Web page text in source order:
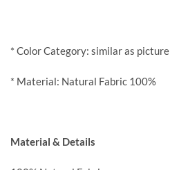
* Color Category: similar as picture
* Material: Natural Fabric 100%
Material & Details